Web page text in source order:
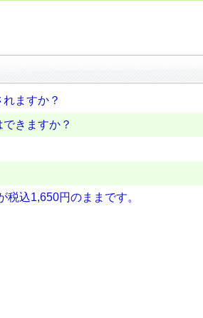
ますか？
きますか？
込1,650円のままです。